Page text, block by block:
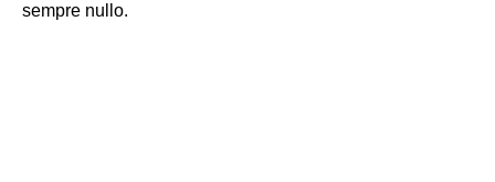
sempre nullo.